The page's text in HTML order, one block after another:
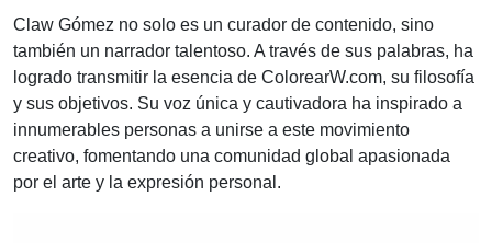
Claw Gómez no solo es un curador de contenido, sino
también un narrador talentoso. A través de sus palabras, ha
logrado transmitir la esencia de ColorearW.com, su filosofía
y sus objetivos. Su voz única y cautivadora ha inspirado a
innumerables personas a unirse a este movimiento
creativo, fomentando una comunidad global apasionada
por el arte y la expresión personal.